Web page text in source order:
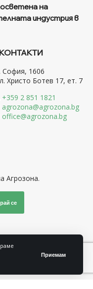
Приемам
на
индустрия в
КОНТАКТИ
София, 1606
Христо Ботев 17, ет. 7
+359 2 851 1821
agrozona@agrozona.bg
office@agrozona.bg
Агрозона.
се
ни